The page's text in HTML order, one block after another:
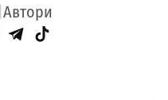
Автори
Telegram
TikTok